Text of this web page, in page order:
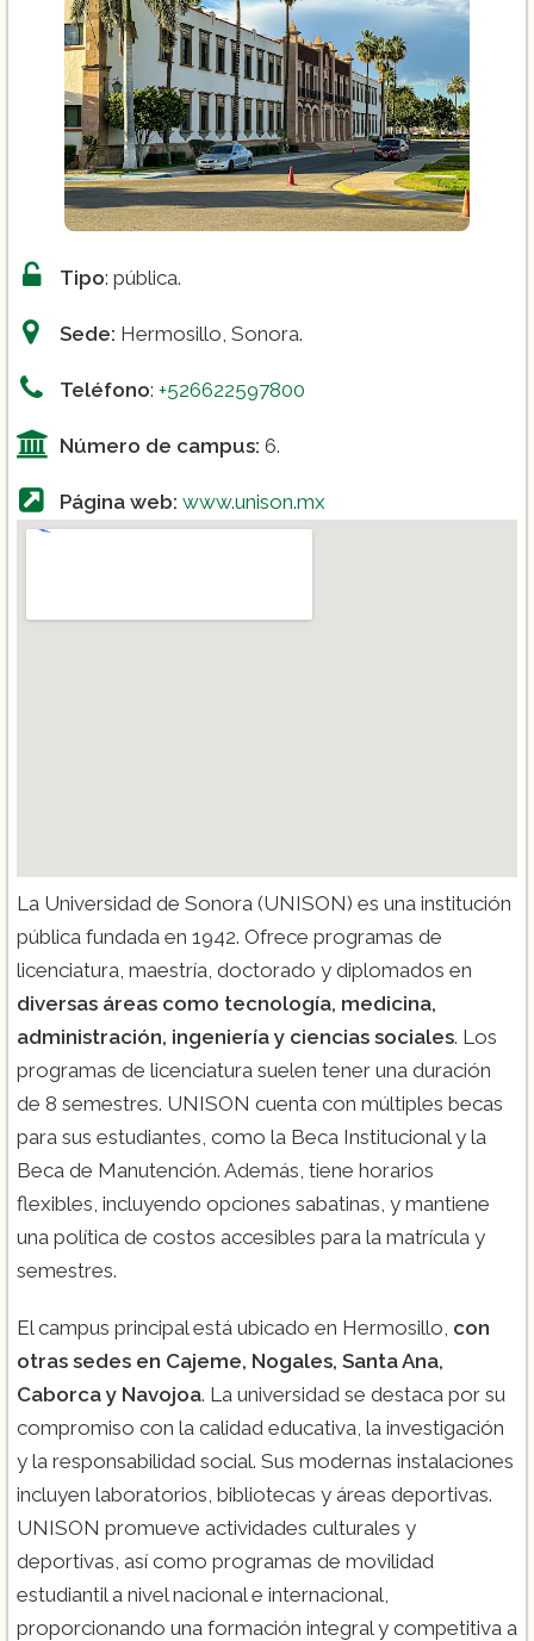
Tipo: pública.
Sede: Hermosillo, Sonora.
Teléfono: +526622597800
Número de campus: 6.
Página web: www.unison.mx
La Universidad de Sonora (UNISON) es una institución
pública fundada en 1942. Ofrece programas de
licenciatura, maestría, doctorado y diplomados en
diversas áreas como tecnología, medicina,
administración, ingeniería y ciencias sociales. Los
programas de licenciatura suelen tener una duración
de 8 semestres. UNISON cuenta con múltiples becas
para sus estudiantes, como la Beca Institucional y la
Beca de Manutención. Además, tiene horarios
flexibles, incluyendo opciones sabatinas, y mantiene
una política de costos accesibles para la matrícula y
semestres.
El campus principal está ubicado en Hermosillo, con
otras sedes en Cajeme, Nogales, Santa Ana,
Caborca y Navojoa. La universidad se destaca por su
compromiso con la calidad educativa, la investigación
y la responsabilidad social. Sus modernas instalaciones
incluyen laboratorios, bibliotecas y áreas deportivas.
UNISON promueve actividades culturales y
deportivas, así como programas de movilidad
estudiantil a nivel nacional e internacional,
proporcionando una formación integral y competitiva a